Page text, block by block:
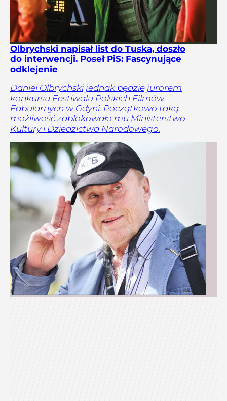
Olbrychski napisał list do Tuska, doszło
do interwencji. Poseł PiS: Fascynujące
odklejenie
Daniel Olbrychski jednak będzie jurorem
konkursu Festiwalu Polskich Filmów
Fabularnych w Gdyni. Początkowo taką
możliwość zablokowało mu Ministerstwo
Kultury i Dziedzictwa Narodowego.